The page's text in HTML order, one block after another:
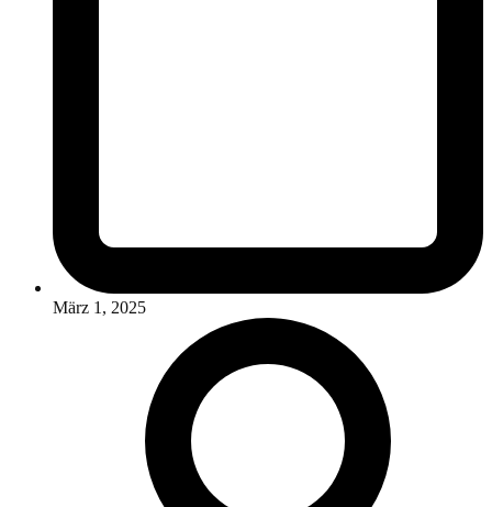
März 1, 2025